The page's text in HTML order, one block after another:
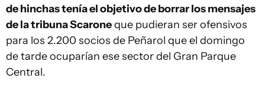
de hinchas tenía el objetivo de borrar los mensajes
de la tribuna Scaroneque pudieran ser ofensivos
para los 2.200 socios de Peñarol que el domingo
de tarde ocuparían ese sector del Gran Parque
Central.